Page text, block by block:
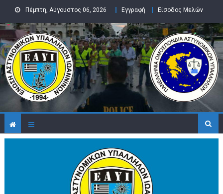
Skip to contentΠέμπτη, Αύγουστος 06, 2026 Εγγραφή Είσοδος Μελών